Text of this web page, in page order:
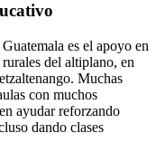
es el apoyo en
del altiplano, en
Muchas
con muchos
ayudar reforzando
dando clases